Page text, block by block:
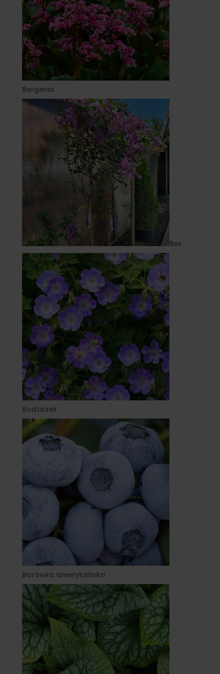
Bergenia
Bez
Bodziszek
Borówka amerykańska